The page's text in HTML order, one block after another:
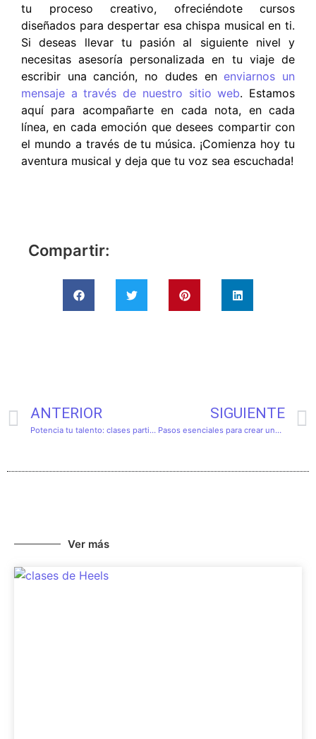
tu proceso creativo, ofreciéndote cursos
diseñados para despertar esa chispa musical en ti.
Si deseas llevar tu pasión al siguiente nivel y
necesitas asesoría personalizada en tu viaje de
escribir una canción, no dudes en enviarnos un
mensaje a través de nuestro sitio web. Estamos
aquí para acompañarte en cada nota, en cada
línea, en cada emoción que desees compartir con
el mundo a través de tu música. ¡Comienza hoy tu
aventura musical y deja que tu voz sea escuchada!
Compartir:
ANTERIOR
Potencia tu talento: clases particulares en Culsa Academia
SIGUIENTE
Pasos esenciales para crear una canción única
Ver más